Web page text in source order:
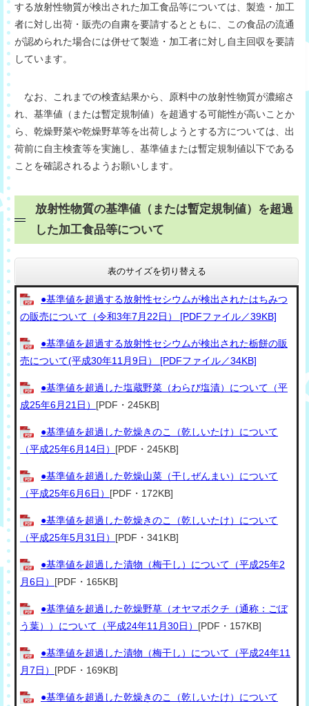
する放射性物質が検出された加工食品等については、製造・加工
者に対し出荷・販売の自粛を要請するとともに、この食品の流通
が認められた場合には併せて製造・加工者に対し自主回収を要請
しています。
なお、これまでの検査結果から、原料中の放射性物質が濃縮さ
れ、基準値（または暫定規制値）を超過する可能性が高いことか
ら、乾燥野菜や乾燥野草等を出荷しようとする方については、出
荷前に自主検査等を実施し、基準値または暫定規制値以下である
ことを確認されるようお願いします。
放射性物質の基準値（または暫定規制値）を超過
した加工食品等について
表のサイズを切り替える
●基準値を超過する放射性セシウムが検出されたはちみつ
の販売について（令和3年7月22日） [PDFファイル／39KB]
●基準値を超過する放射性セシウムが検出された栃餅の販
売について(平成30年11月9日） [PDFファイル／34KB]
●基準値を超過した塩蔵野菜（わらび塩漬）について（平
成25年6月21日） [PDF・245KB]
●基準値を超過した乾燥きのこ（乾しいたけ）について
（平成25年6月14日） [PDF・245KB]
●基準値を超過した乾燥山菜（干しぜんまい）について
（平成25年6月6日） [PDF・172KB]
●基準値を超過した乾燥きのこ（乾しいたけ）について
（平成25年5月31日） [PDF・341KB]
●基準値を超過した漬物（梅干し）について（平成25年2
月6日） [PDF・165KB]
●基準値を超過した乾燥野草（オヤマボクチ（通称：ごぼ
う葉））について（平成24年11月30日） [PDF・157KB]
●基準値を超過した漬物（梅干し）について（平成24年11
月7日） [PDF・169KB]
●基準値を超過した乾燥きのこ（乾しいたけ）について